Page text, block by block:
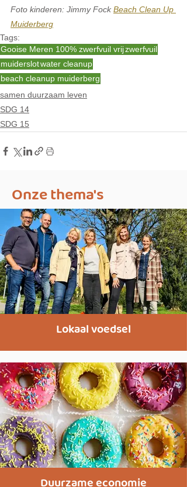
Foto kinderen: Jimmy Fock Beach Clean Up
Muiderberg
Tags:
Gooise Meren 100% zwerfvuil vrijzwerfvuil
muiderslotwater cleanup
beach cleanup muiderberg
samen duurzaam leven
SDG 14
SDG 15
Onze thema's
Lokaal voedsel